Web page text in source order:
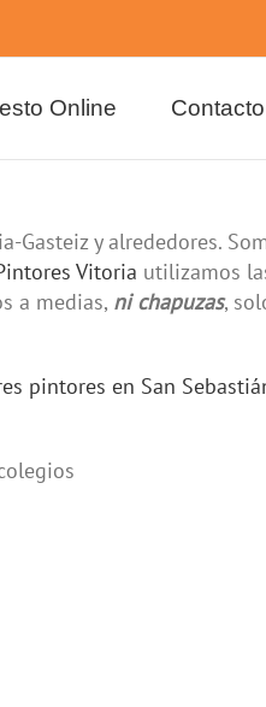
Online Contacto
y alrededores.
Vitoria utilizamos
a medias, ni chapuzas,
pintores en San